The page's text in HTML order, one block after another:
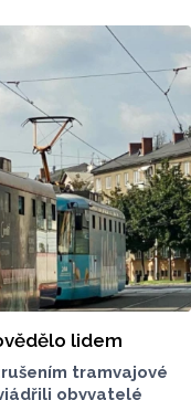
nejnovějších
kanceláří
směrem k ASO
lidem
tramvajové
obyvatelé